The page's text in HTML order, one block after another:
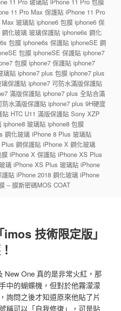
11 Pro 玻璃貼 iPhone 11 Pro 包膜
11 Pro Max 保護貼 iPhone 11 Pro
玻璃貼 iphone6 包膜 iphone6 保
化玻璃 玻璃保護貼 iphone6s 鋼化
包膜 iphone6s 保護貼 iphoneSE 鋼
包膜 iphoneSE 保護貼 iphone7
包膜 iphone7 保護貼 iphone7
貼 iphone7 plus 包膜 iphone7 plus
保護貼 iphone7 可防水滿版保護貼
滿版保護貼 iphone7 plus 全貼合滿
水滿版保護貼 iphone7 plus 9H硬度
HTC U11 滿版保護貼 Sony XZP
玻璃貼 iphone8 包膜
鋼化玻璃 iPhone 8 Plus 玻璃貼
鋼保護貼 iPhone X 鋼化玻璃
iPhone X 保護貼 iPhone XS Plus
璃 iPhone XS Plus 玻璃貼 iPhone
貼 iPhone 2018 鋼化玻璃 iPhone
– 膜斯密碼MOS COAT
技術限定版」
New One 真的是非常火紅，那
中的蝴蝶機，但對於他霧濛濛
詢問之後才知道原來他貼了片
稱可以「自我修復」，可是貼